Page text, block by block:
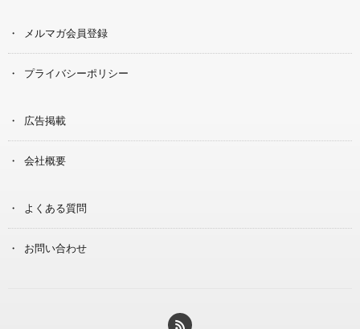
メルマガ会員登録
プライバシーポリシー
広告掲載
会社概要
よくある質問
お問い合わせ